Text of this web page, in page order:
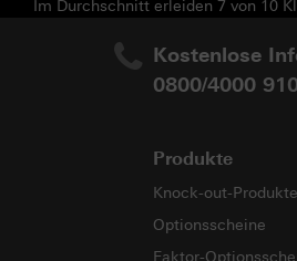
Im Durchschnitt erleiden 7 von 10
Kostenlose
0800/4000
Produkte
Knock-out-Produkte
Optionsscheine
Faktor-